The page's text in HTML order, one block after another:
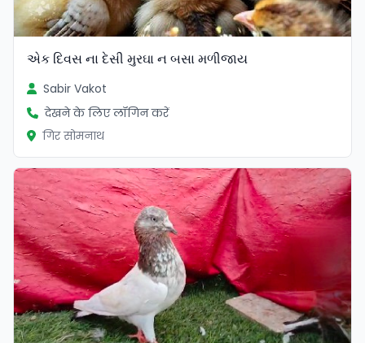
એક દિવસ ના દેસી મુરઘા‌ ન બસા મળીજાય
Sabir Vakot
देखने के लिए लॉगिन करें
गिर सोमनाथ